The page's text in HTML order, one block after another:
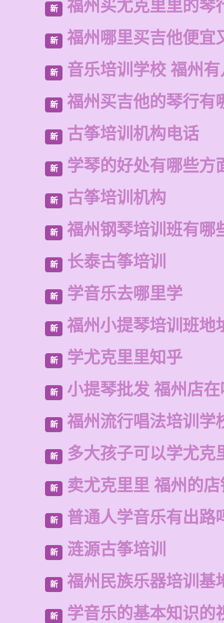
新 福州买尤克里里的琴
新 福州哪里买吉他便宜
新 音乐培训学校 福州
新 福州买吉他的琴行有
新 古筝培训机构电话
新 学琴的好处有哪些方
新 古筝培训机构
新 福州钢琴培训班有哪
新 长泰古筝培训
新 学音乐去哪里学
新 福州小提琴培训班地
新 学尤克里里知乎
新 小提琴批发 福州店
新 福州流行唱法培训学
新 多大孩子可以学尤克
新 卖尤克里里 福州的店
新 普通人学音乐有出路
新 涟源古筝培训
新 福州民族乐器培训基
新 学音乐的基本知识的